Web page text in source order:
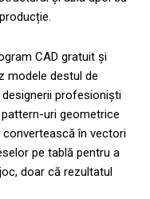
CAD gratuit și
modele destul de
profesioniști
uri geometrice
în vectori
pe tablă pentru a
doar că rezultatul